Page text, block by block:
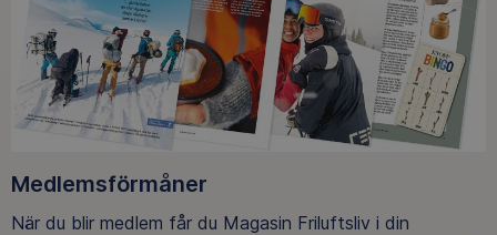
Medlemsförmåner
När du blir medlem får du Magasin Friluftsliv i din